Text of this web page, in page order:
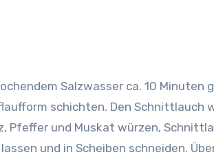
Salzwasser ca. 10 Minuten
schichten. Den Schnittlauch
Pfeffer und Muskat würzen,
und in Scheiben schneiden.